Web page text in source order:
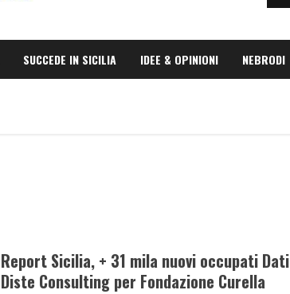
SUCCEDE IN SICILIA IDEE & OPINIONI NEBRODI
Report Sicilia, + 31 mila nuovi occupati Dati
Diste Consulting per Fondazione Curella